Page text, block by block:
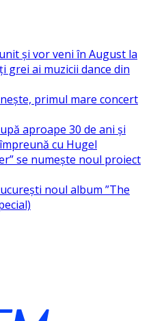
și vor veni în August la
grei ai muzicii dance din
primul mare concert
aproape 30 de ani și
cu Hugel
se numește noul proiect
noul album ”The